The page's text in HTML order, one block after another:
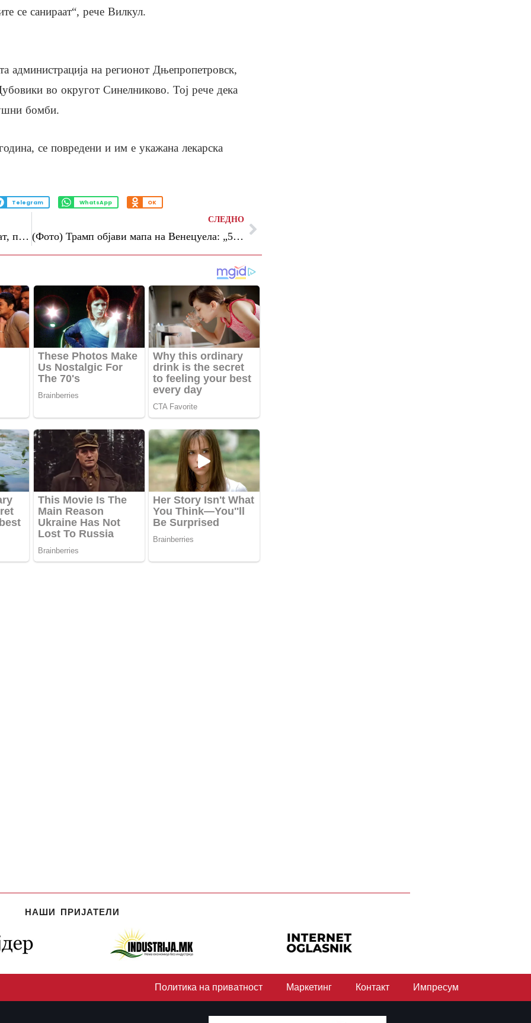
се санираат“, рече Вилкул.
администрација на регионот Дњепропетровск,
во округот Синелниково. Тој рече дека
бомби.
се повредени и им е укажана лекарска
Telegram WhatsApp OK
Премиерот на Бахами освои втор мандат, прв таков случај по речиси 30 години
СЛЕДНО
(Фото) Трамп објави мапа на Венецуела: „51-та држава“
НАШИ ПРИЈАТЕЛИ
Политика на приватност Маркетинг Контакт Импресум